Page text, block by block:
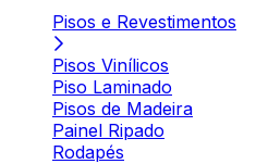
Pisos e Revestimentos
Pisos Vinílicos
Piso Laminado
Pisos de Madeira
Painel Ripado
Rodapés